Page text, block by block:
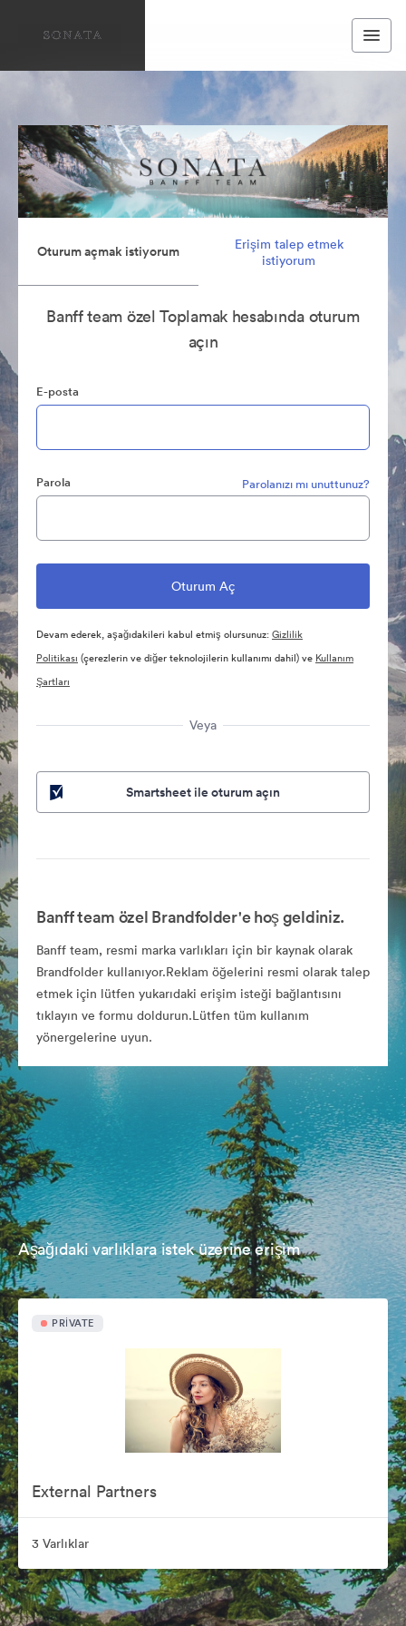
Oturum açmak istiyorum
Erişim talep etmek
istiyorum
Banff team özel Toplamak hesabında oturum
açın
E-posta
Parola Parolanızı mı unuttunuz?
Devam ederek, aşağıdakileri kabul etmiş olursunuz:Gizlilik
Politikası (çerezlerin ve diğer teknolojilerin kullanımı dahil) ve Kullanım
Şartları
Veya
Smartsheet ile oturum açın
Banff team özel Brandfolder'e hoş geldiniz.
Banff team, resmi marka varlıkları için bir kaynak olarak
Brandfolder kullanıyor.Reklam öğelerini resmi olarak talep
etmek için lütfen yukarıdaki erişim isteği bağlantısını
tıklayın ve formu doldurun.Lütfen tüm kullanım
yönergelerine uyun.
Aşağıdaki varlıklara istek üzerine erişim
PRIVATE
External Partners
3 Varlıklar